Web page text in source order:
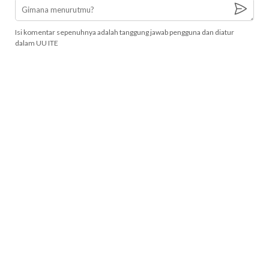
Isi komentar sepenuhnya adalah tanggung jawab pengguna dan diatur
dalam UU ITE